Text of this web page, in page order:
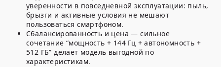
уверенности в повседневной эксплуатации: пыль,
брызги и активные условия не мешают
пользоваться смартфоном.
Сбалансированность и цена — сильное
сочетание “мощность + 144 Гц + автономность +
512 ГБ” делает модель выгодной по
характеристикам.